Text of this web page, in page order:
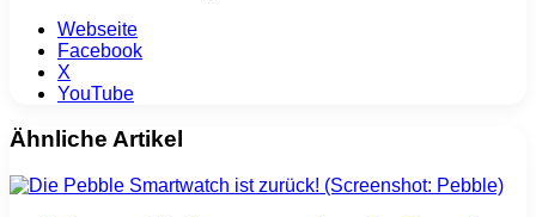
Webseite
Facebook
X
YouTube
Ähnliche Artikel